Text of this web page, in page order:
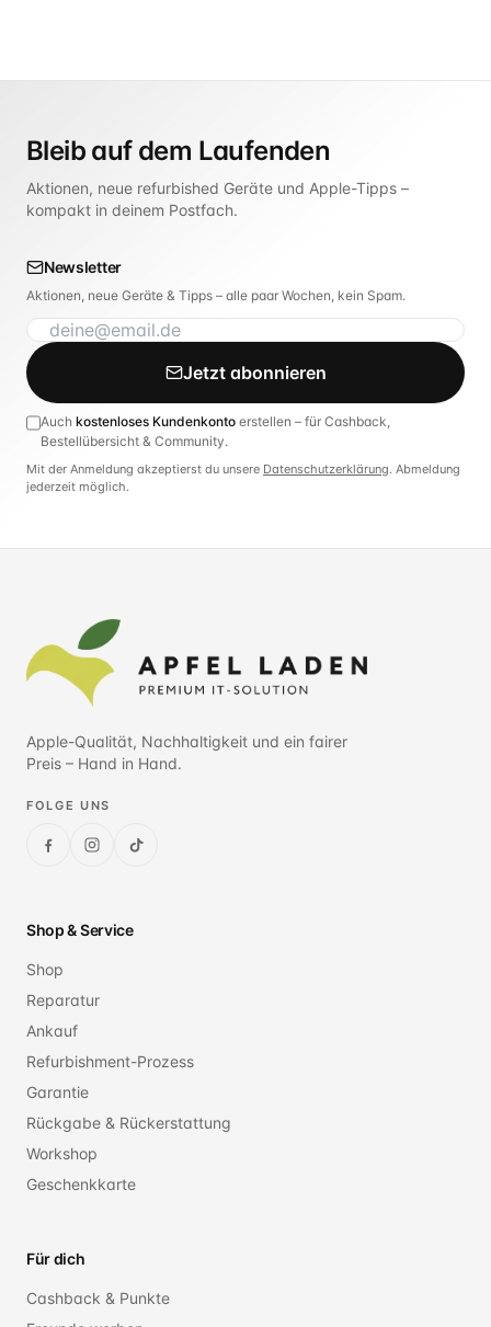
Bleib auf dem Laufenden
Aktionen, neue refurbished Geräte und Apple-Tipps –
kompakt in deinem Postfach.
Newsletter
Aktionen, neue Geräte & Tipps – alle paar Wochen, kein Spam.
Jetzt abonnieren
Auch kostenloses Kundenkontoerstellen – für Cashback,
Bestellübersicht & Community.
Mit der Anmeldung akzeptierst du unsere Datenschutzerklärung. Abmeldung
jederzeit möglich.
Apple-Qualität, Nachhaltigkeit und ein fairer
Preis – Hand in Hand.
FOLGE UNS
Shop & Service
Shop
Reparatur
Ankauf
Refurbishment-Prozess
Garantie
Rückgabe & Rückerstattung
Workshop
Geschenkkarte
Für dich
Cashback & Punkte